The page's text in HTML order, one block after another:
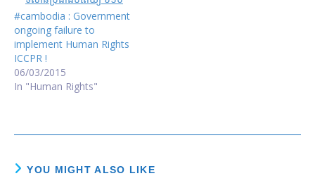
#cambodia : Government
ongoing failure to
implement Human Rights
ICCPR !
06/03/2015
In "Human Rights"
YOU MIGHT ALSO LIKE